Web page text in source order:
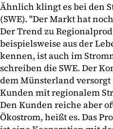
Ähnlich klingt es bei den
(SWE). "Der Markt hat
Der Trend zu
beispielsweise aus der
kennen, ist auch im
schreiben die SWE. Der
dem Münsterland
Kunden mit regionalem
Den Kunden reiche aber
Ökostrom, heißt es. Das